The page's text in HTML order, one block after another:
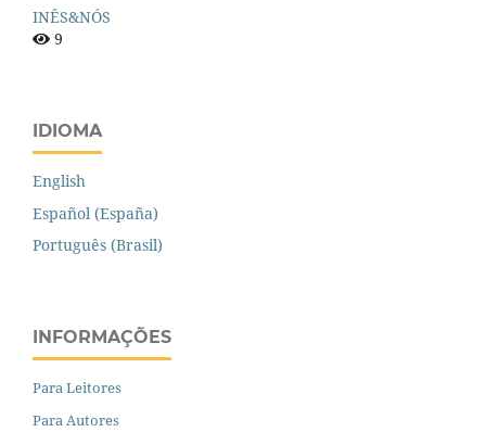
INÊS&NÓS
9
IDIOMA
English
Español (España)
Português (Brasil)
INFORMAÇÕES
Para Leitores
Para Autores